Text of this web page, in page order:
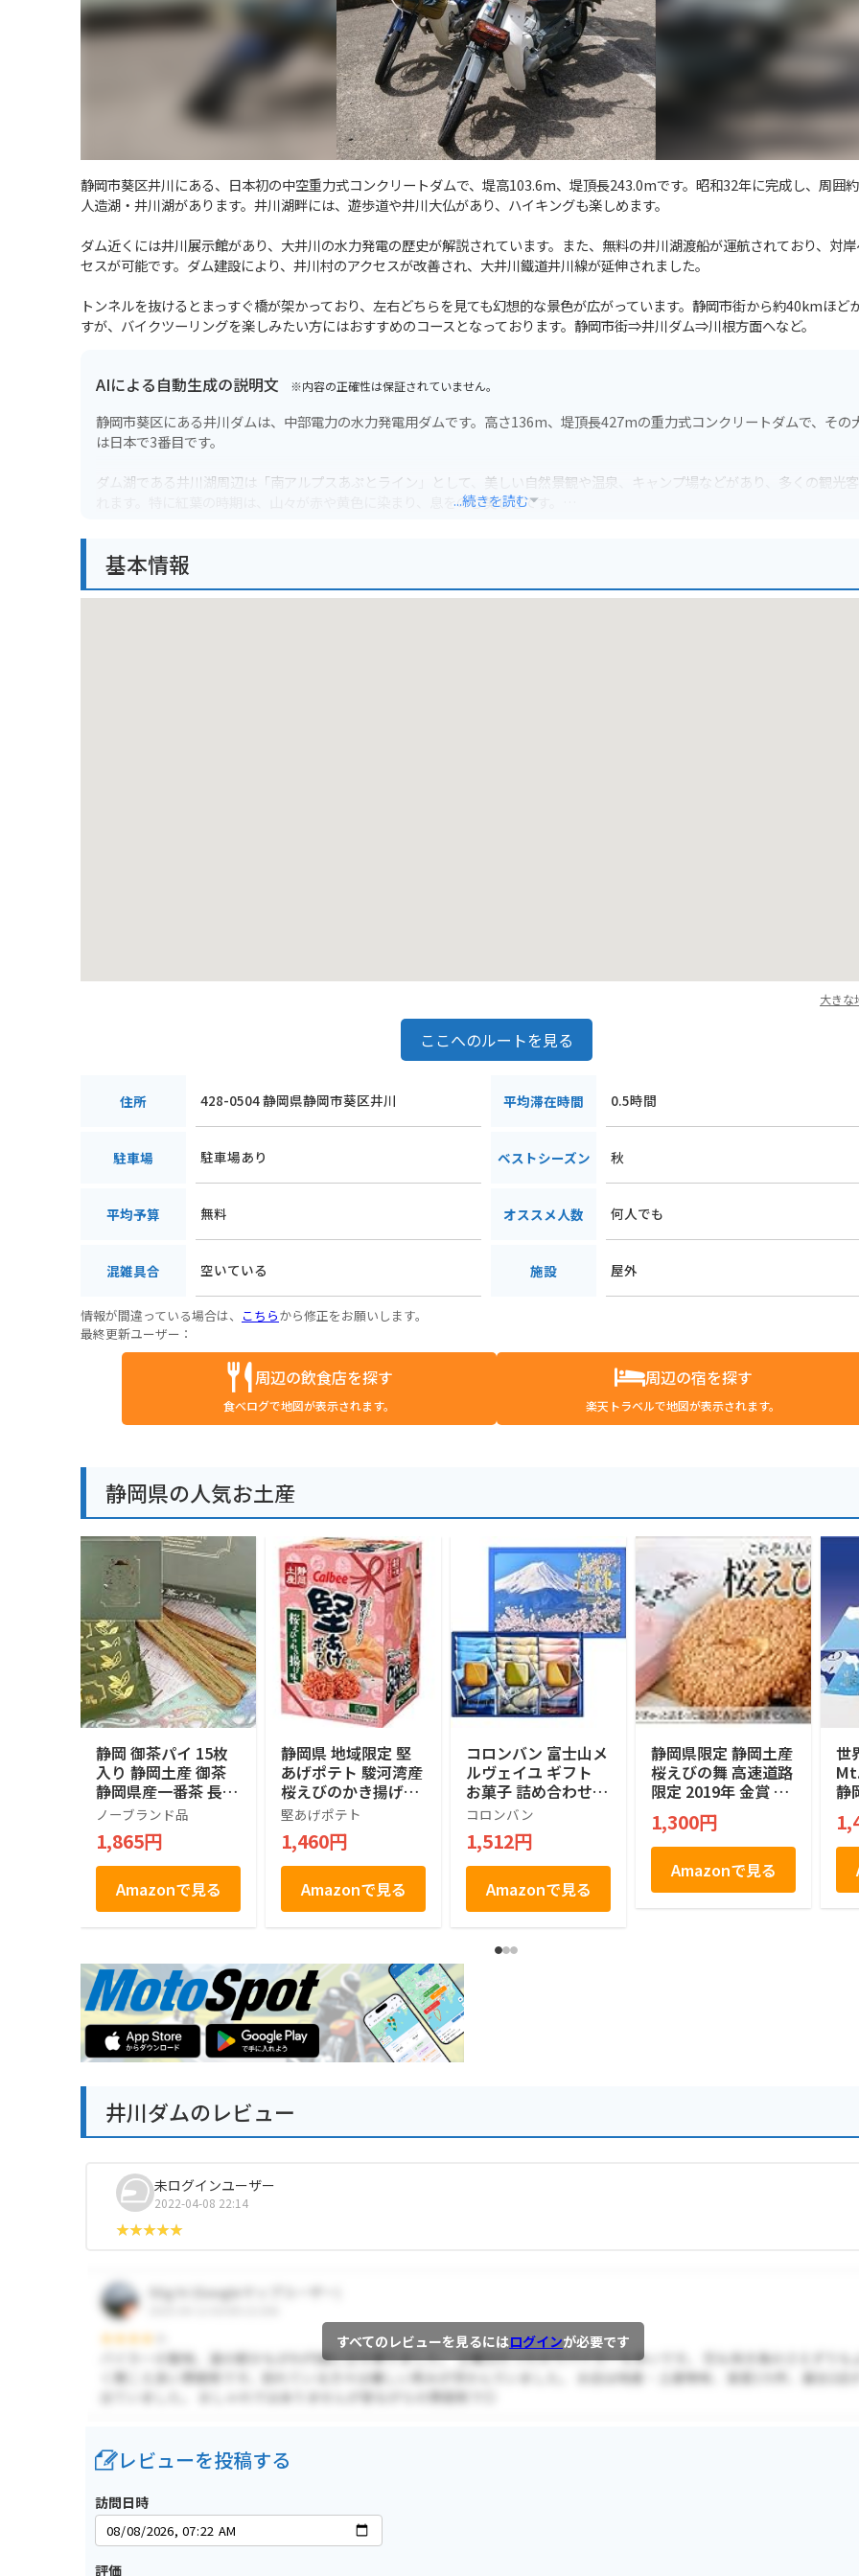
静岡市葵区井川にある、日本初の中空重力式コンクリートダムで、堤高103.6m、堤頂長243.0mです。昭和32年に完成し、周囲
人造湖・井川湖があります。井川湖畔には、遊歩道や井川大仏があり、ハイキングも楽しめます。
ダム近くには井川展示館があり、大井川の水力発電の歴史が解説されています。また、無料の井川湖渡船が運航されており、対岸
セスが可能です。ダム建設により、井川村のアクセスが改善され、大井川鐵道井川線が延伸されました。
トンネルを抜けるとまっすぐ橋が架かっており、左右どちらを見ても幻想的な景色が広がっています。静岡市街から約40kmほど
すが、バイクツーリングを楽しみたい方にはおすすめのコースとなっております。静岡市街⇒井川ダム⇒川根方面へなど。
AIによる自動生成の説明文 ※内容の正確性は保証されていません。
静岡市葵区にある井川ダムは、中部電力の水力発電用ダムです。高さ136m、堤頂長427mの重力式コンクリートダムで、その
は日本で3番目です。
ダム湖である井川湖周辺は「南アルプスあぷとライン」として、美しい自然景観や温泉、キャンプ場などがあり、多くの観光
れます。特に紅葉の時期は、山々が赤や黄色に染まり、息をのむ美しさです。
望台がいくつかあるので、休憩しながら景色を楽しむのがおすすめです。
...続きを読む
基本情報
大きな
ここへのルートを見る
住所 428-0504 静岡県静岡市葵区井川 平均滞在時間 0.5時間
駐車場 駐車場あり ベストシーズン 秋
平均予算 無料 オススメ人数 何人でも
混雑具合 空いている 施設 屋外
情報が間違っている場合は、 こちらから修正をお願いします。
最終更新ユーザー：
周辺の飲食店を探す
食べログで地図が表示されます。
周辺の宿を探す
楽天トラベルで地図が表示されます。
静岡県の人気お土産
静岡 御茶パイ 15枚
入り 静岡土産 御茶
静岡県産一番茶 長登
屋
ノーブランド品
1,865円
Amazonで見る
静岡県 地域限定 堅
あげポテト 駿河湾産
桜えびのかき揚げ味
120g (15g×8袋入)
堅あげポテト
1,460円
Amazonで見る
コロンバン 富士山メ
ルヴェイユ ギフト
お菓子 詰め合わせ
個包装 土産 お菓子
贈答 銘店 ラングド
シャ 21枚入り
コロンバン
1,512円
Amazonで見る
静岡県限定 静岡土産
桜えびの舞 高速道路
限定 2019年 金賞 M
ONDE SELECTION
絶対買い 焼菓子 煎
餅 せんべい １２個
1,300円
Amazonで見る
世
静
定
ッ
ペ
井川ダムのレビュー
未ログインユーザー
2022-04-08 22:14
すべてのレビューを見るにはログインが必要です
レビューを投稿する
訪問日時
評価